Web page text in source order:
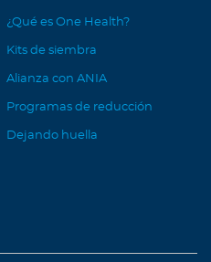
¿Qué es One Health?
Kits de siembra
Alianza con ANIA
Programas de reducción
Dejando huella